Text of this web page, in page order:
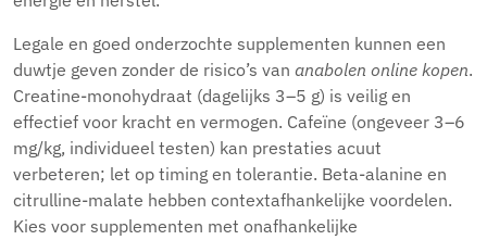
Legale en goed onderzochte supplementen kunnen een
duwtje geven zonder de risico’s van anabolen online kopen.
Creatine-monohydraat (dagelijks 3–5 g) is veilig en
effectief voor kracht en vermogen. Cafeïne (ongeveer 3–6
mg/kg, individueel testen) kan prestaties acuut
verbeteren; let op timing en tolerantie. Beta-alanine en
citrulline-malate hebben contextafhankelijke voordelen.
Kies voor supplementen met onafhankelijke